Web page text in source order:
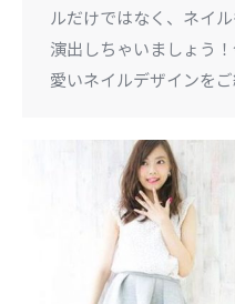
ルだけではなく、ネイ
演出しちゃいましょう
愛いネイルデザインを